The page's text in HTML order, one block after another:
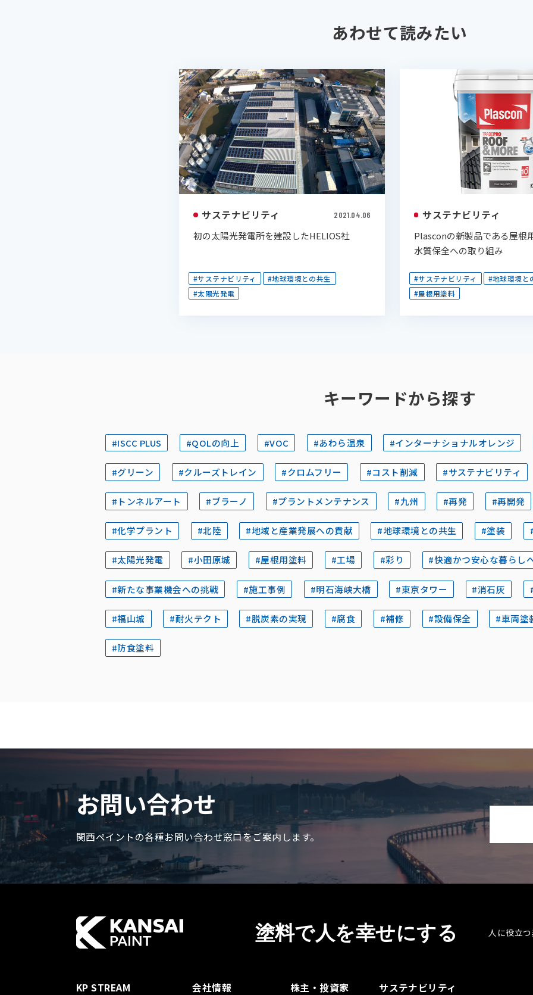
あわせて読みたい
サステナビリティ 2021.04.06
初の太陽光発電所を建設したHELIOS社
#サステナビリティ
#地球環境との共生
#太陽光発電
サステナビリティ
Plasconの新製品である屋根
水質保全への取り組み
#サステナビリティ
#地球環境と
#屋根用塗料
キーワードから探す
#ISCC PLUS #QOLの向上 #VOC #あわら温泉 #インターナショナルオレンジ
#グリーン #クルーズトレイン #クロムフリー #コスト削減 #サステナビリティ
#トンネルアート #ブラーノ #プラントメンテナンス #九州 #再発 #再開発
#化学プラント #北陸 #地域と産業発展への貢献 #地球環境との共生 #塗装
#太陽光発電 #小田原城 #屋根用塗料 #工場 #彩り #快適かつ安心な暮らし
#新たな事業機会への挑戦 #施工事例 #明石海峡大橋 #東京タワー #消石灰
#福山城 #耐火テクト #脱炭素の実現 #腐食 #補修 #設備保全 #車両塗
#防食塗料
お問い合わせ
関西ペイントの各種お問い合わせ窓口をご案内します。
塗料で人を幸せにする 人に役立
KP STREAM 会社情報 株主・投資家 サステナビリティ